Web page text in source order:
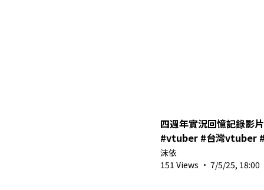
四週年實況回憶記錄影
#vtuber #台灣vtuber
沫依
151 Views · 7/5/25, 18:00